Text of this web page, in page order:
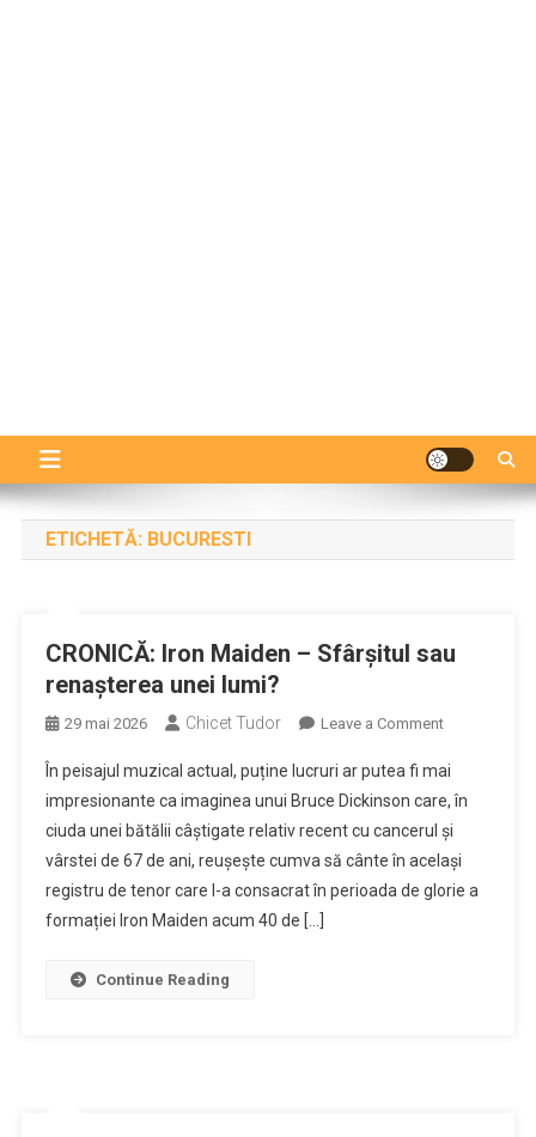
ETICHETĂ: BUCURESTI
CRONICĂ: Iron Maiden – Sfârșitul sau
renașterea unei lumi?
29 mai 2026 Chicet Tudor Leave a Commenton
Iron
Maiden
–
Sfârșitul
sau
În peisajul muzical actual, puține lucruri ar putea fi mai
impresionante ca imaginea unui Bruce Dickinson care, în
ciuda unei bătălii câștigate relativ recent cu cancerul și
vârstei de 67 de ani, reușește cumva să cânte în același
registru de tenor care l-a consacrat în perioada de glorie a
formației Iron Maiden acum 40 de […]
Continue Reading